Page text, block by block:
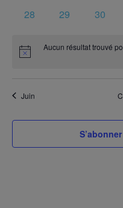
0
28
0
29
0
30
Notice
Aucun résultat trouvé
Juin